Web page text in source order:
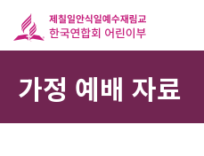
가정 예배 자료